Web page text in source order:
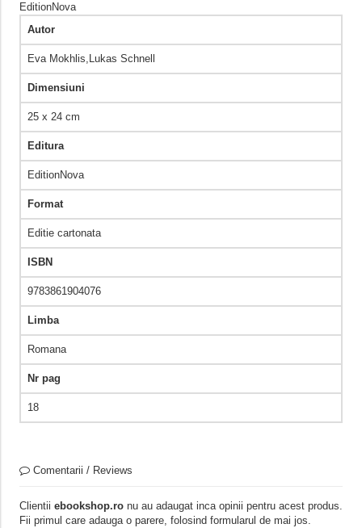
EditionNova
Autor
Eva Mokhlis,Lukas Schnell
Dimensiuni
25 x 24 cm
Editura
EditionNova
Format
Editie cartonata
ISBN
9783861904076
Limba
Romana
Nr pag
18
Comentarii / Reviews
Clientii ebookshop.ronu au adaugat inca opinii pentru acest produs.
Fii primul care adauga o parere, folosind formularul de mai jos.